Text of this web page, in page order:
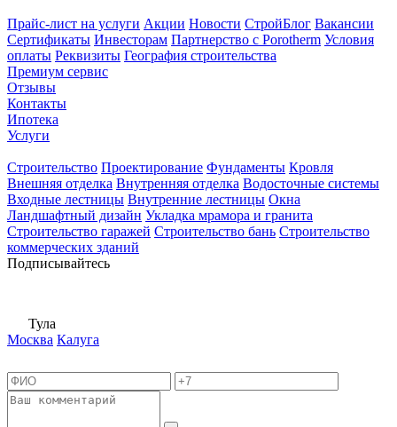
Прайс-лист на услуги Акции Новости СтройБлог Вакансии
Сертификаты Инвесторам Партнерство с Porotherm Условия
оплаты Реквизиты География строительства
Премиум сервис
Отзывы
Контакты
Ипотека
Услуги
Строительство Проектирование Фундаменты Кровля
Внешняя отделка Внутренняя отделка Водосточные системы
Входные лестницы Внутренние лестницы Окна
Ландшафтный дизайн Укладка мрамора и гранита
Строительство гаражей Строительство бань Строительство
коммерческих зданий
Подписывайтесь
Тула
Москва Калуга